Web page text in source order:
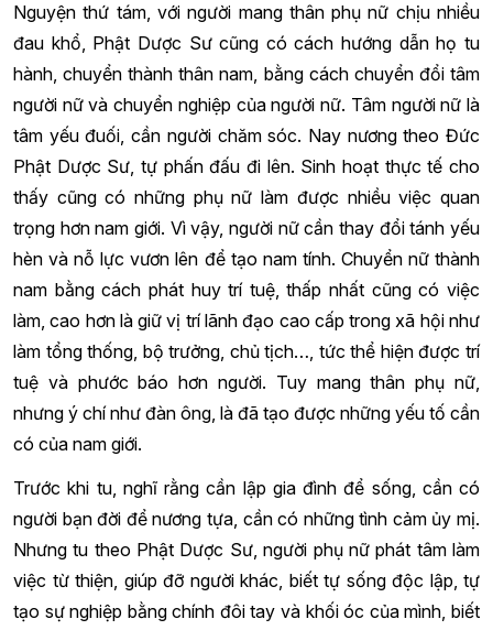
Nguyện thứ tám, với người mang thân phụ nữ chịu nhiều
đau khổ, Phật Dược Sư cũng có cách hướng dẫn họ tu
hành, chuyển thành thân nam, bằng cách chuyển đổi tâm
người nữ và chuyển nghiệp của người nữ. Tâm người nữ là
tâm yếu đuối, cần người chăm sóc. Nay nương theo Đức
Phật Dược Sư, tự phấn đấu đi lên. Sinh hoạt thực tế cho
thấy cũng có những phụ nữ làm được nhiều việc quan
trọng hơn nam giới. Vì vậy, người nữ cần thay đổi tánh yếu
hèn và nỗ lực vươn lên để tạo nam tính. Chuyển nữ thành
nam bằng cách phát huy trí tuệ, thấp nhất cũng có việc
làm, cao hơn là giữ vị trí lãnh đạo cao cấp trong xã hội như
làm tổng thống, bộ trưởng, chủ tịch…, tức thể hiện được trí
tuệ và phước báo hơn người. Tuy mang thân phụ nữ,
nhưng ý chí như đàn ông, là đã tạo được những yếu tố cần
có của nam giới.
Trước khi tu, nghĩ rằng cần lập gia đình để sống, cần có
người bạn đời để nương tựa, cần có những tình cảm ủy mị.
Nhưng tu theo Phật Dược Sư, người phụ nữ phát tâm làm
việc từ thiện, giúp đỡ người khác, biết tự sống độc lập, tự
tạo sự nghiệp bằng chính đôi tay và khối óc của mình, biết